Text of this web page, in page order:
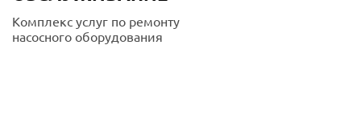
Комплекс услуг по ремонту
насосного оборудования